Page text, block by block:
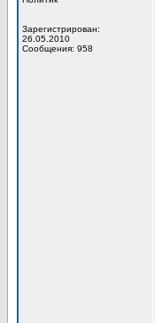
Зарегистрирован:
26.05.2010
Сообщения: 958